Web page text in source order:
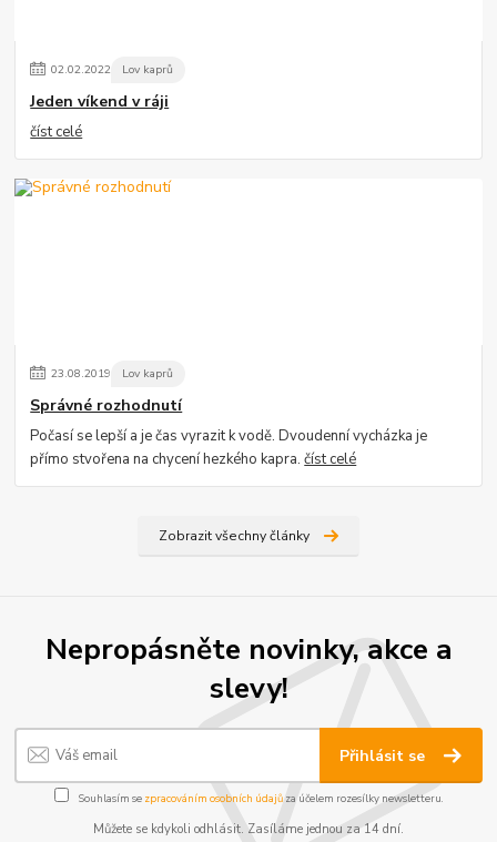
02.02.2022 Lov kaprů
Jeden víkend v ráji
číst celé
23.08.2019 Lov kaprů
Správné rozhodnutí
Počasí se lepší a je čas vyrazit k vodě. Dvoudenní vycházka je
přímo stvořena na chycení hezkého kapra.číst celé
Zobrazit všechny články
Nepropásněte novinky, akce a
slevy!
Přihlásit se
Souhlasím se zpracováním osobních údajůza účelem rozesílky newsletteru.
Můžete se kdykoli odhlásit. Zasíláme jednou za 14 dní.